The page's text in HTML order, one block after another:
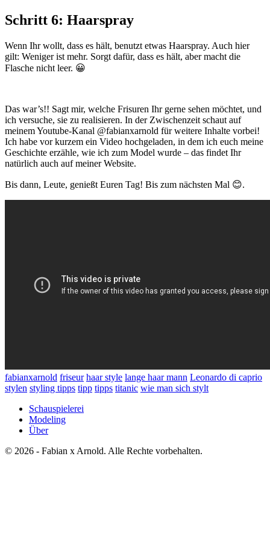
Schritt 6: Haarspray
Wenn Ihr wollt, dass es hält, benutzt etwas Haarspray. Auch hier
gilt: Weniger ist mehr. Sorgt dafür, dass es hält, aber macht die
Flasche nicht leer. 😀
Das war’s!! Sagt mir, welche Frisuren Ihr gerne sehen möchtet, und
ich versuche, sie zu realisieren. In der Zwischenzeit schaut auf
meinem Youtube-Kanal @fabianxarnold für weitere Inhalte vorbei!
Ich habe vor kurzem ein Video hochgeladen, in dem ich euch meine
Geschichte erzähle, wie ich zum Model wurde – das findet Ihr
natürlich auch auf meiner Website.
Bis dann, Leute, genießt Euren Tag! Bis zum nächsten Mal 😊.
fabianxarnold friseur haar style lange haar mann Leonardo di caprio
stylen styling tipps tipp tipps titanic wie man sich stylt
Schauspielerei
Modeling
Über
© 2026 - Fabian x Arnold. Alle Rechte vorbehalten.